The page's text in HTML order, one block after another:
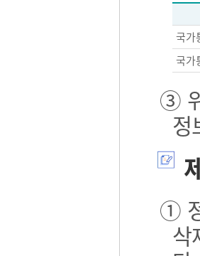
국가
국가
③
정
①
삭